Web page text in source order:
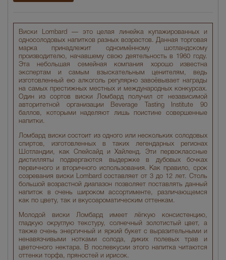
Виски Lombard — это целая линейка купажированных и
односолодовых напитков разных возрастов. Данная торговая
марка принадлежит одноимённому шотландскому
производителю, начавшему свою деятельность в 1960 году.
Эта небольшая семейная компания хорошо известна
экспертам и самым взыскательным ценителям, ведь
изготовленный ею алкоголь регулярно завоёвывает награды
на самых престижных местных и международных конкурсах.
Один из сортов виски Ломбард получил от независимой
авторитетной организации Beverage Tasting Institute 90
баллов, которыми наделяют лишь поистине совершенные
напитки.
Ломбард виски состоит из одного или нескольких солодовых
спиртов, изготовленных в таких легендарных регионах
Шотландии, как Спейсайд и Хайленд. Эти первоклассные
дистилляты подвергаются выдержке в дубовых бочках
первичного и вторичного использования. Как правило, срок
созревания виски Lombard составляет от 3 до 12 лет. Столь
большой возрастной диапазон позволяет поставлять данный
напиток в очень широком ассортименте, различающемся
как по цвету, так и вкусоароматическим оттенкам.
Молодой виски Ломбард имеет лёгкую консистенцию,
гладкую округлую текстуру, солнечный золотистый цвет, а
также очень энергичный и яркий букет с выразительными и
ненавязчивыми нотками солода, диких полевых трав и
цветочного нектара. В послевкусии этого напитка читаются
оттенки торфа, пряностей и ирисок.